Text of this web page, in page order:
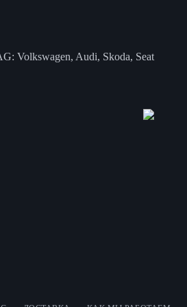
Volkswagen, Audi, Skoda, Seat